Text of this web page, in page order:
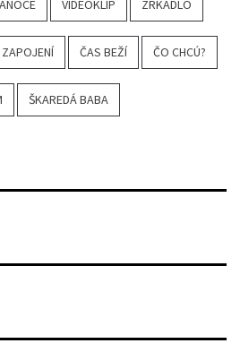
VIDEOKLIP ZRKADLO
ČAS BEŽÍ ČO CHCÚ?
ŠKAREDÁ BABA